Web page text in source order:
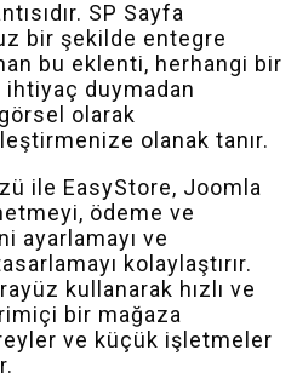
SP Sayfa
bir şekilde entegre
bu eklenti, herhangi bir
duymadan
olarak
olanak tanır.
ile EasyStore, Joomla
ödeme ve
ayarlamayı ve
kolaylaştırır.
kullanarak hızlı ve
bir mağaza
ve küçük işletmeler